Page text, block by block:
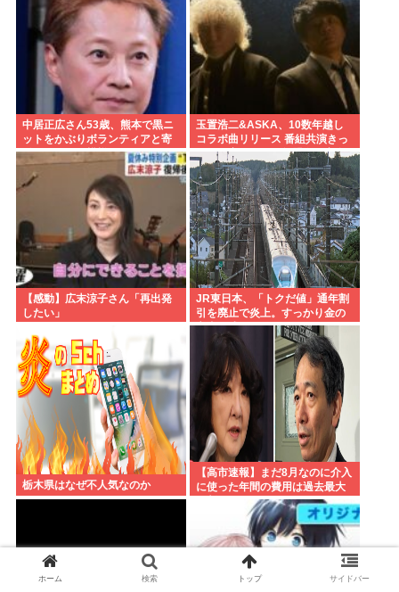
だ」
中居正広さん53歳、熊本で黒ニ
ットをかぶりボランティアと寄
付をしている模様
玉置浩二&ASKA、10数年越し
コラボ曲リリース 番組共演きっ
かけで実現…同い年盟友の完全
合作
【感動】広末涼子さん「再出発
したい」
JR東日本、「トクだ値」通年割
引を廃止で炎上。すっかり金の
亡者と成り下がったな
栃木県はなぜ不人気なのか
【高市速報】まだ8月なのに介入
に使った年間の費用は過去最大
ホーム 検索 トップ サイドバー